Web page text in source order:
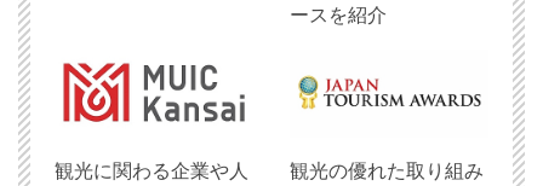
ースを紹介
観光に関わる企業や人
観光の優れた取り組み